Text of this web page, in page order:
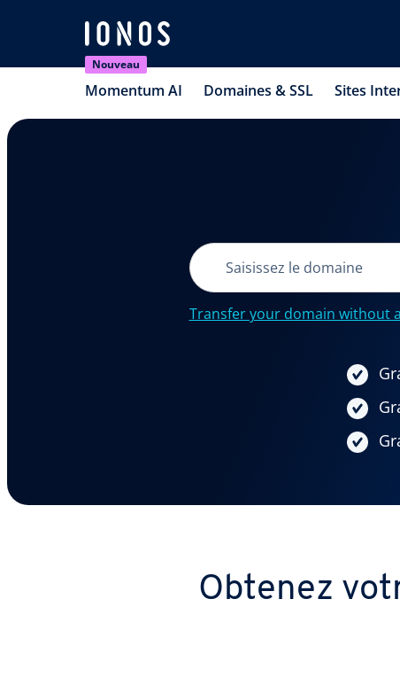
Nouveau
Momentum AI Domaines & SSL Sites
Transfer your domain without
Obtenez